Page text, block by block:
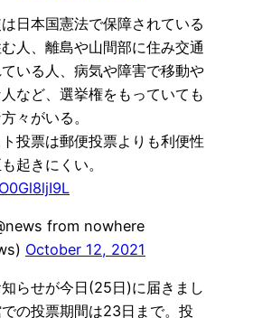
日本国憲法で保障されている
人、離島や山間部に住み交通
いる人、病気や障害で移動や
など、選挙権をもっていても
々がいる。
投票は郵便投票よりも利便性
起きにくい。
from nowhere
October 12, 2021
らせが今日(25日)に届きまし
の投票期間は23日まで。投